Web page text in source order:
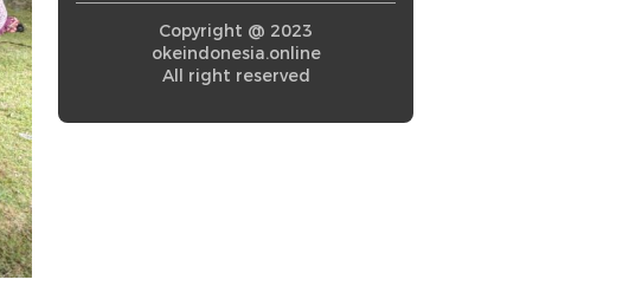
Copyright @ 2023
okeindonesia.online
All right reserved